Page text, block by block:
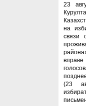
23
на
связи
(23